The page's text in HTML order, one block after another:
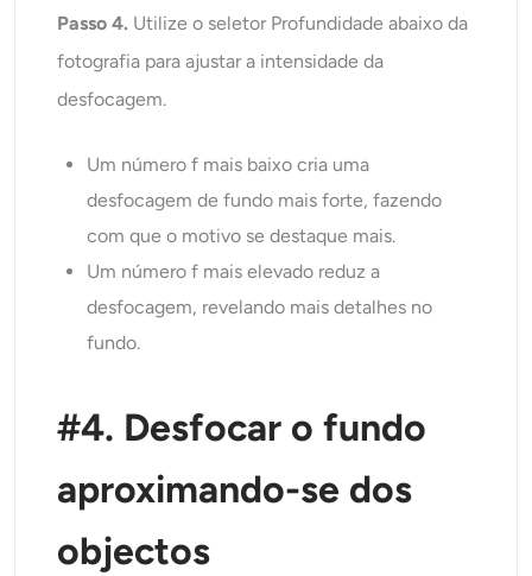
Passo 4. Utilize o seletor Profundidade abaixo da
fotografia para ajustar a intensidade da
desfocagem.
Um número f mais baixo cria uma
desfocagem de fundo mais forte, fazendo
com que o motivo se destaque mais.
Um número f mais elevado reduz a
desfocagem, revelando mais detalhes no
fundo.
#4. Desfocar o fundo
aproximando-se dos
objectos